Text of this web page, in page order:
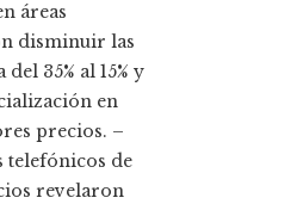
áreas
disminuir las
35% al 15% y
en
precios. –
telefónicos de
revelaron